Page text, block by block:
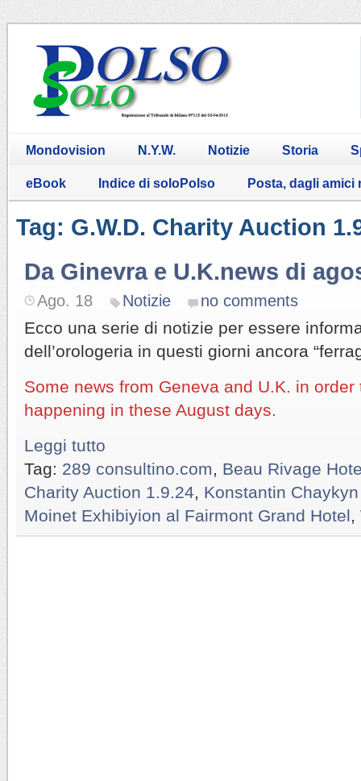
Mondovision N.Y.W. Notizie Storia
eBook Indice di soloPolso Posta, dagli amici
Tag: G.W.D. Charity Auction
Da Ginevra e U.K.news di
Ago. 18 Notizie no comments
Ecco una serie di notizie per essere
dell’orologeria in questi giorni ancora
Some news from Geneva and U.K. in
happening in these August days.
Leggi tutto
Tag: 289 consultino.com
Beau Rivage
Charity Auction 1.9.24
Konstantin
Moinet Exhibiyion al Fairmont Grand Hotel